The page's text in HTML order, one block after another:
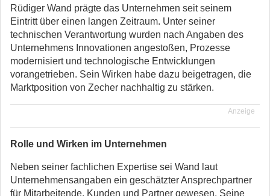
Rüdiger Wand prägte das Unternehmen seit seinem
Eintritt über einen langen Zeitraum. Unter seiner
technischen Verantwortung wurden nach Angaben des
Unternehmens Innovationen angestoßen, Prozesse
modernisiert und technologische Entwicklungen
vorangetrieben. Sein Wirken habe dazu beigetragen, die
Marktposition von Zecher nachhaltig zu stärken.
Anzeige
Rolle und Wirken im Unternehmen
Neben seiner fachlichen Expertise sei Wand laut
Unternehmensangaben ein geschätzter Ansprechpartner
für Mitarbeitende, Kunden und Partner gewesen. Seine